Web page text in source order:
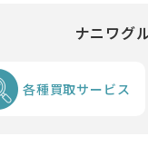
ナニワグ
各種買取サービス